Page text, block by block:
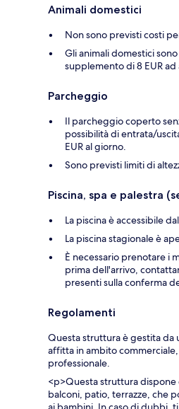
Animali domestici
Non sono previsti costi
Gli animali domestici
supplemento di 8 EUR
Parcheggio
Il parcheggio coperto
possibilità di entrata/
EUR al giorno.
Sono previsti limiti di
Piscina, spa e palestra
La piscina è accessibile
La piscina stagionale è
È necessario prenotare i
prima dell'arrivo,
presenti sulla conferma
Regolamenti
Questa struttura è gestita da
affitta in ambito
professionale.
<p>Questa struttura dispone
balconi, patio, terrazze, che